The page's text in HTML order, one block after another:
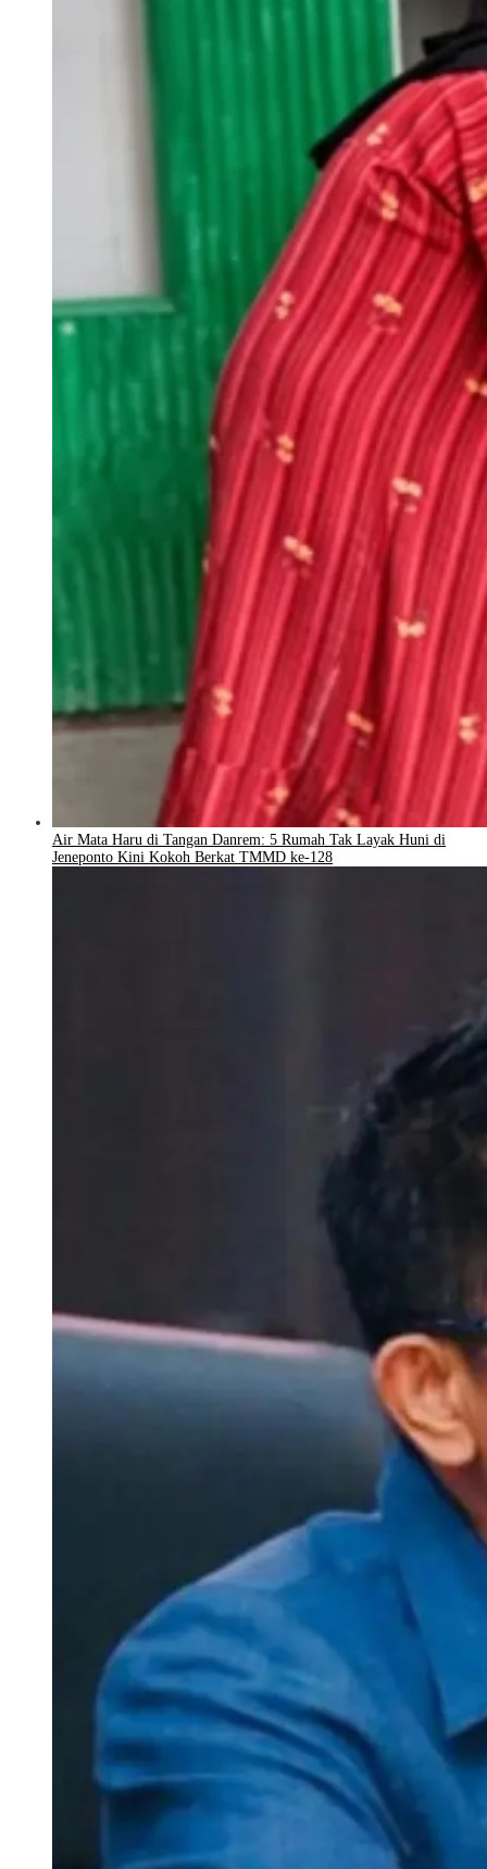
Air Mata Haru di Tangan Danrem: 5 Rumah Tak Layak Huni di
Jeneponto Kini Kokoh Berkat TMMD ke-128